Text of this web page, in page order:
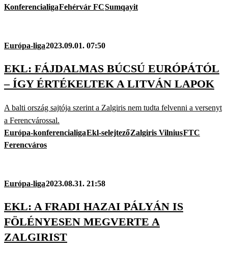
KonferencialigaFehérvár FCSumqayit
Európa-liga2023.09.01. 07:50
EKL: FÁJDALMAS BÚCSÚ EURÓPÁTÓL
– ÍGY ÉRTÉKELTEK A LITVÁN LAPOK
A balti ország sajtója szerint a Zalgiris nem tudta felvenni a versenyt
a Ferencvárossal.
Európa-konferencialigaEkl-selejtezőZalgiris VilniusFTC
Ferencváros
Európa-liga2023.08.31. 21:58
EKL: A FRADI HAZAI PÁLYÁN IS
FÖLÉNYESEN MEGVERTE A
ZALGIRIST